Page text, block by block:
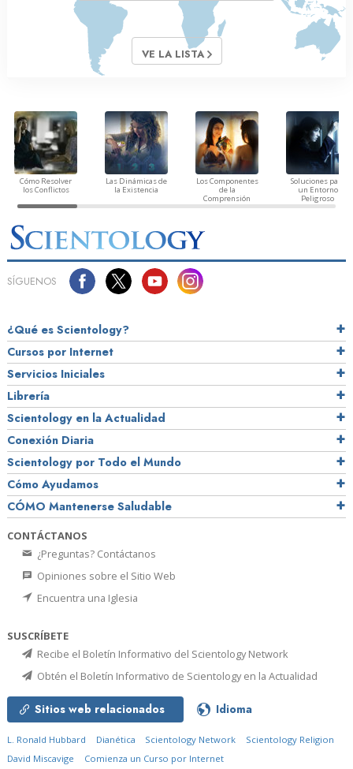
VE LA LISTA
Cómo Resolver
los Conflictos
Las Dinámicas de
la Existencia
Los Componentes
de la
Comprensión
Soluciones para
un Entorno
Peligroso
SÍGUENOS
¿Qué es Scientology?
Cursos por Internet
Servicios Iniciales
Librería
Scientology en la Actualidad
Conexión Diaria
Scientology por Todo el Mundo
Cómo Ayudamos
CÓMO Mantenerse Saludable
CONTÁCTANOS
¿Preguntas? Contáctanos
Opiniones sobre el Sitio Web
Encuentra una Iglesia
SUSCRÍBETE
Recibe el Boletín Informativo del Scientology Network
Obtén el Boletín Informativo de Scientology en la Actualidad
Sitios web relacionados Idioma
L. Ronald Hubbard Dianética Scientology Network
Scientology Religion
David Miscavige
Comienza un Curso por Internet